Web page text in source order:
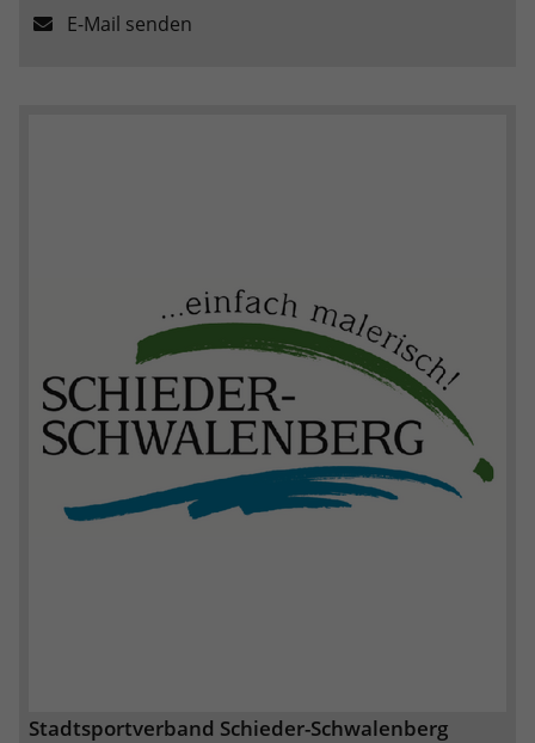
E-Mail senden
Stadtsportverband Schieder-Schwalenberg